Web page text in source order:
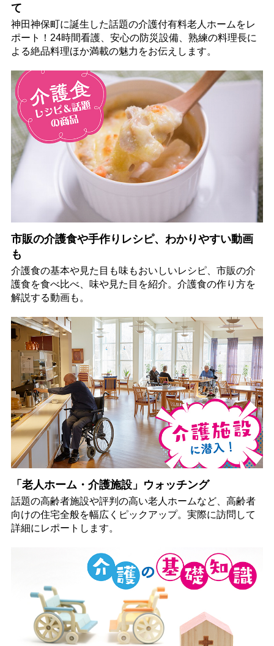
て
神田神保町に誕生した話題の介護付有料老人ホームをレ
ポート！24時間看護、安心の防災設備、熟練の料理長に
よる絶品料理ほか満載の魅力をお伝えします。
市販の介護食や手作りレシピ、わかりやすい動画
も
介護食の基本や見た目も味もおいしいレシピ、市販の介
護食を食べ比べ、味や見た目を紹介。介護食の作り方を
解説する動画も。
「老人ホーム・介護施設」ウォッチング
話題の高齢者施設や評判の高い老人ホームなど、高齢者
向けの住宅全般を幅広くピックアップ。実際に訪問して
詳細にレポートします。